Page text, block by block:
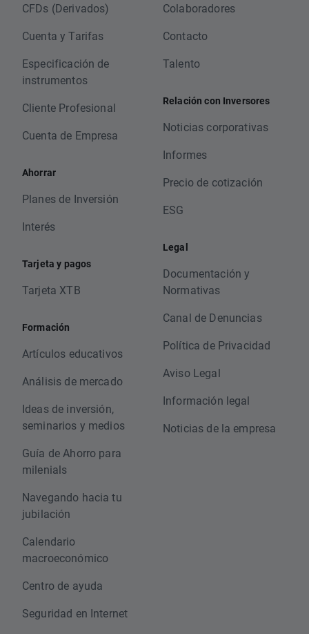
CFDs (Derivados)
Cuenta y Tarifas
Especificación de
instrumentos
Cliente Profesional
Cuenta de Empresa
Ahorrar
Planes de Inversión
Interés
Tarjeta y pagos
Tarjeta XTB
Formación
Artículos educativos
Análisis de mercado
Ideas de inversión,
seminarios y medios
Guía de Ahorro para
milenials
Navegando hacia tu
jubilación
Calendario
macroeconómico
Centro de ayuda
Seguridad en Internet
Colaboradores
Contacto
Talento
Relación con Inversores
Noticias corporativas
Informes
Precio de cotización
ESG
Legal
Documentación y
Normativas
Canal de Denuncias
Política de Privacidad
Aviso Legal
Información legal
Noticias de la empresa